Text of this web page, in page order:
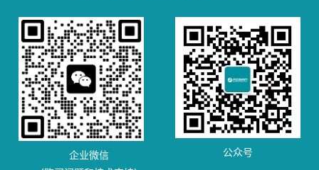
企业微信
公众号